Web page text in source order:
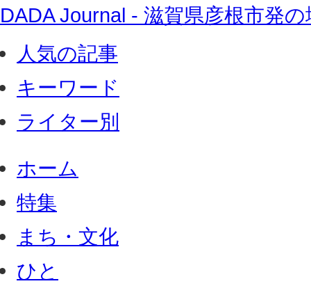
DADA Journal - 滋賀県彦根市発
人気の記事
キーワード
ライター別
ホーム
特集
まち・文化
ひと